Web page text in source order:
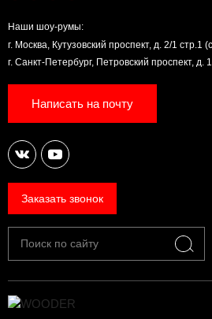
Наши шоу-румы:
г. Москва, Кутузовский проспект, д. 2/1 стр.1
г. Санкт-Петербург, Петровский проспект, д.
Написать на почту
Заказать звонок